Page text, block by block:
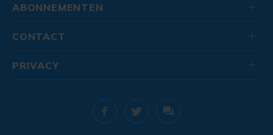
ABONNEMENTEN
CONTACT
PRIVACY